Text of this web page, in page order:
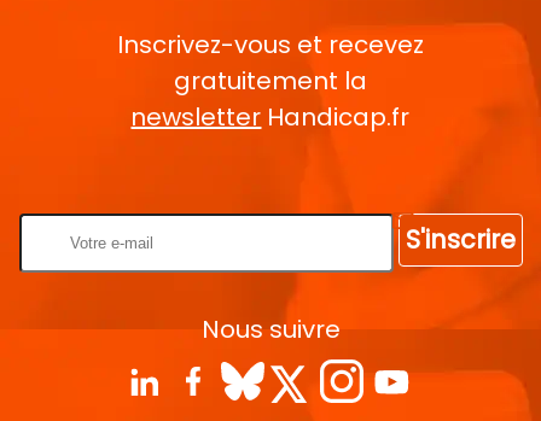
Inscrivez-vous et recevez
gratuitement la
newsletter Handicap.fr
S'inscrire
Nous suivre